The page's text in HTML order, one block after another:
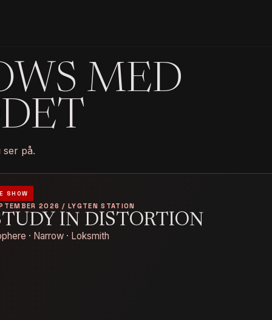
MED
ser på.
SHOW
2026 / LYGTEN STATION
IN DISTORTION
· Narrow · Loksmith